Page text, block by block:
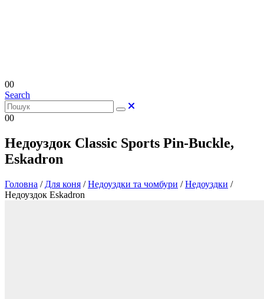
00
Search
00
Недоуздок Classic Sports Pin-Buckle,
Eskadron
Головна / Для коня /Недоуздки та чомбури /Недоуздки /
Недоуздок Eskadron